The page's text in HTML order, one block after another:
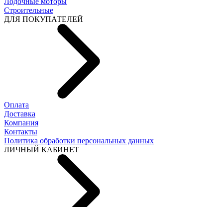
Строительные
ДЛЯ ПОКУПАТЕЛЕЙ
Оплата
Доставка
Компания
Контакты
Политика обработки персональных данных
ЛИЧНЫЙ КАБИНЕТ